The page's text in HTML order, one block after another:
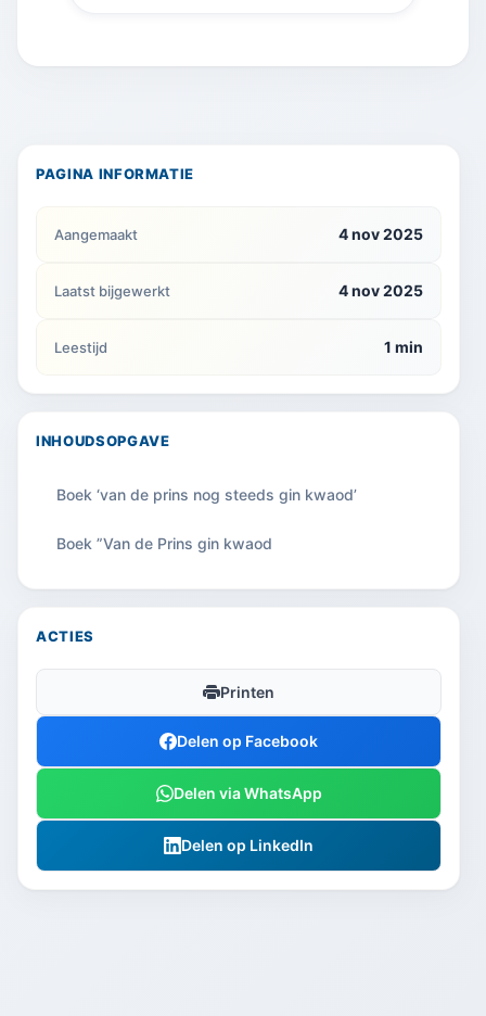
PAGINA INFORMATIE
Aangemaakt 4 nov 2025
Laatst bijgewerkt 4 nov 2025
Leestijd 1 min
INHOUDSOPGAVE
Boek ‘van de prins nog steeds gin kwaod’
Boek ”Van de Prins gin kwaod
ACTIES
Printen
Delen op Facebook
Delen via WhatsApp
Delen op LinkedIn